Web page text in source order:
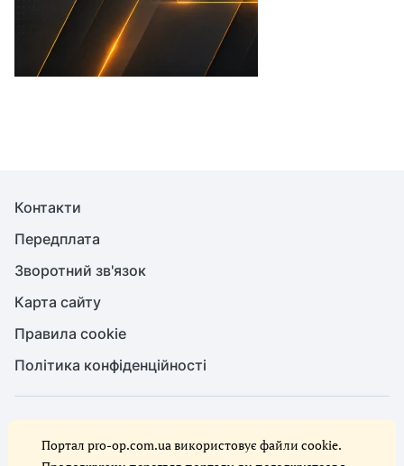
Контакти
Передплата
Зворотний зв'язок
Карта сайту
Правила cookie
Політика конфіденційності
Повне або часткове копіювання будь-яких матеріалів сайту,
цитування, публікація їх анотованих оглядів допускаються лише за
Портал pro-op.com.ua використовує файли cookie.